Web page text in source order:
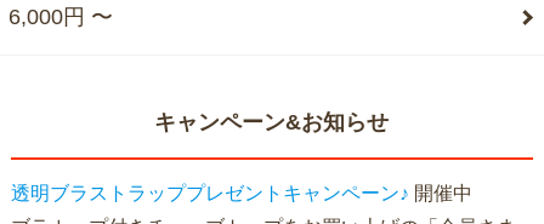
6,000円 〜
キャンペーン&お知らせ
透明ブラストラッププレゼントキャンペーン♪ 開催中